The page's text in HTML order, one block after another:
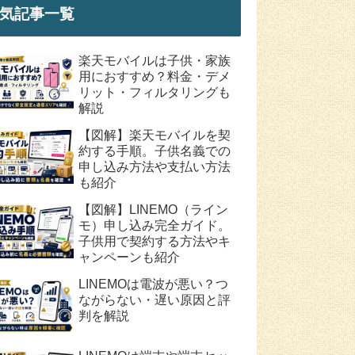
記事一覧
楽天モバイルは子供・家族
用におすすめ？料金・デメ
リット・フィルタリングも
解説
【図解】楽天モバイルを契
約する手順。子供名義での
申し込み方法や支払い方法
も紹介
【図解】LINEMO（ライン
モ）申し込み完全ガイド。
子供用で契約する方法やキ
ャンペーンも紹介
LINEMOは電波が悪い？つ
ながらない・遅い原因と評
判を解説